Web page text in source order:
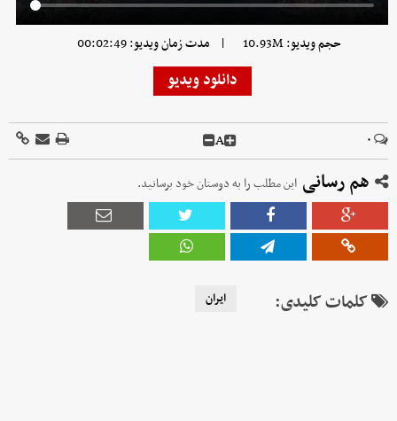
حجم ویدیو: 10.93M | مدت زمان ویدیو: 00:02:49
دانلود ویدیو
۰ A
هم رسانی این مطلب را به دوستان خود برسانید.
کلمات کلیدی: ایران